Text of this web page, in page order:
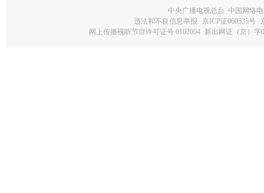
中央广播电视总台 中国网络
违法和不良信息举报
京ICP证060535号
网上传播视听节目许可证号 0102004 新出网证（京）